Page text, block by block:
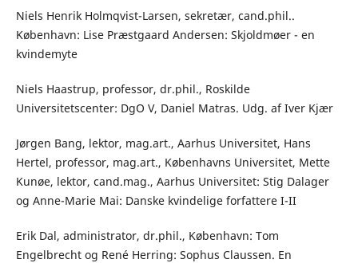
Niels Henrik Holmqvist-Larsen, sekretær, cand.phil..
København: Lise Præstgaard Andersen: Skjoldmøer - en
kvindemyte
Niels Haastrup, professor, dr.phil., Roskilde
Universitetscenter: DgO V, Daniel Matras. Udg. af Iver Kjær
Jørgen Bang, lektor, mag.art., Aarhus Universitet, Hans
Hertel, professor, mag.art., Københavns Universitet, Mette
Kunøe, lektor, cand.mag., Aarhus Universitet: Stig Dalager
og Anne-Marie Mai: Danske kvindelige forfattere I-II
Erik Dal, administrator, dr.phil., København: Tom
Engelbrecht og René Herring: Sophus Claussen. En